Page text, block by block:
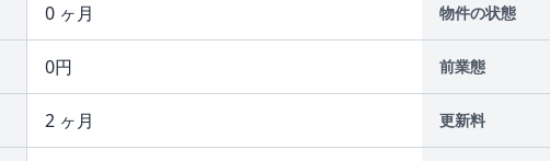
0 ヶ月 物件の状態
0円 前業態
2 ヶ月 更新料